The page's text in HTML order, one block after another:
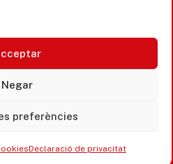
Negar
preferències
Declaració de privacitat
· S’Agaró